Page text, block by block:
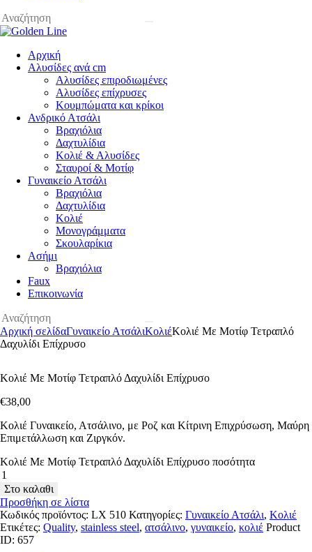
Αρχική
Αλυσίδες ανά cm
Αλυσίδες επιροδιωμένες
Αλυσίδες επίχρυσες
Κουμπώματα και κρίκοι
Ανδρικό Ατσάλι
Βραχιόλια
Δαχτυλίδια
Κολιέ & Αλυσίδες
Σταυροί & Μοτίφ
Γυναικείο Ατσάλι
Βραχιόλια
Δαχτυλίδια
Κολιέ
Μονογράμματα
Σκουλαρίκια
Ασήμι
Βραχιόλια
Faux
Επικοινωνία
Αρχική σελίδαΓυναικείο ΑτσάλιΚολιέΚολιέ Με Μοτίφ Τετραπλό
Δαχυλίδι Επίχρυσο
Κολιέ Με Μοτίφ Τετραπλό Δαχυλίδι Επίχρυσο
€38,00
Κολιέ Γυναικείο, Ατσάλινο, με Ροζ και Κίτρινη Επιχρύσωση, Μαύρη
Επιμετάλλωση και Ζιργκόν.
Κολιέ Με Μοτίφ Τετραπλό Δαχυλίδι Επίχρυσο ποσότητα
Στο καλαθι
Προσθήκη σε λίστα
Κωδικός προϊόντος: LX 510 Κατηγορίες: Γυναικείο Ατσάλι, Κολιέ
Ετικέτες: Quality, stainless steel, ατσάλινο, γυναικείο, κολιέ Product
ID: 657